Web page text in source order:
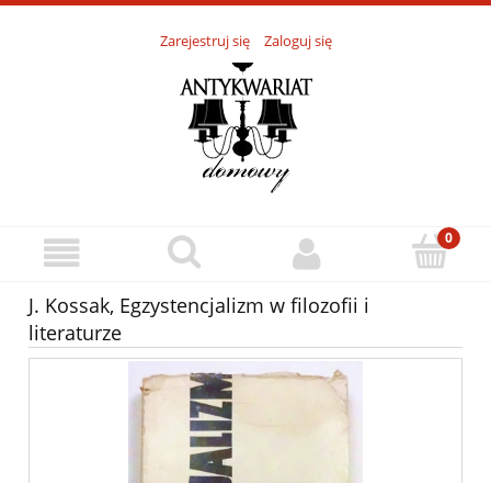
Zarejestruj się Zaloguj się
J. Kossak, Egzystencjalizm w filozofii i
literaturze